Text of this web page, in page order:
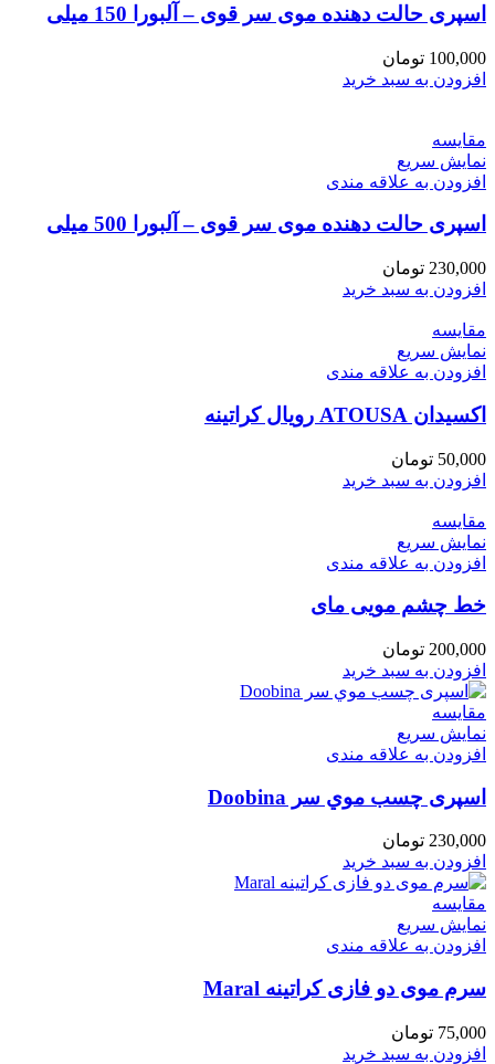
اسپری حالت دهنده موی سر قوی – آلبورا 150 میلی
100,000 تومان
افزودن به سبد خرید
مقايسه
نمایش سریع
افزودن به علاقه مندی
اسپری حالت دهنده موی سر قوی – آلبورا 500 میلی
230,000 تومان
افزودن به سبد خرید
مقايسه
نمایش سریع
افزودن به علاقه مندی
اکسیدان ATOUSA رویال کراتینه
50,000 تومان
افزودن به سبد خرید
مقايسه
نمایش سریع
افزودن به علاقه مندی
خط چشم مویی مای
200,000 تومان
افزودن به سبد خرید
مقايسه
نمایش سریع
افزودن به علاقه مندی
اسپری چسب موي سر Doobina
230,000 تومان
افزودن به سبد خرید
مقايسه
نمایش سریع
افزودن به علاقه مندی
سرم موی دو فازی کراتینه Maral
75,000 تومان
افزودن به سبد خرید